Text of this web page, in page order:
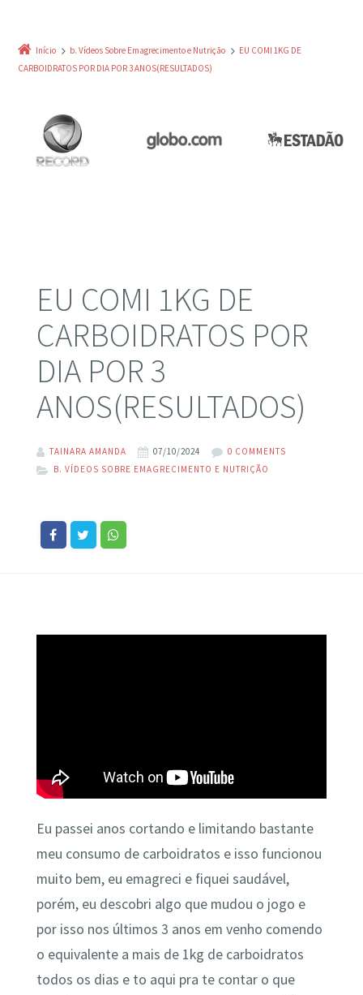
Início b. Vídeos Sobre Emagrecimento e Nutrição
EU COMI 1KG DE
CARBOIDRATOS POR DIA POR 3 ANOS(RESULTADOS)
EU COMI 1KG DE
CARBOIDRATOS POR
DIA POR 3
ANOS(RESULTADOS)
TAINARA AMANDA 07/10/2024
0 COMMENTS
B. VÍDEOS SOBRE EMAGRECIMENTO E NUTRIÇÃO
Eu passei anos cortando e limitando bastante
meu consumo de carboidratos e isso funcionou
muito bem, eu emagreci e fiquei saudável,
porém, eu descobri algo que mudou o jogo e
por isso nos últimos 3 anos em venho comendo
o equivalente a mais de 1kg de carboidratos
todos os dias e to aqui pra te contar o que